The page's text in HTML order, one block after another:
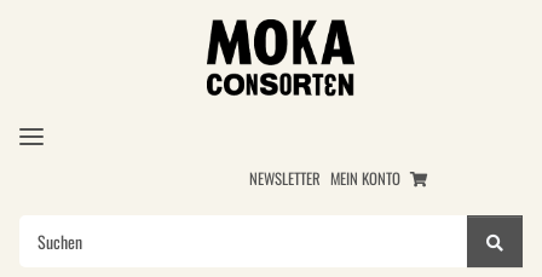
NEWSLETTER MEIN KONTO